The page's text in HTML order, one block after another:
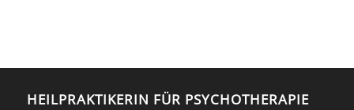
HEILPRAKTIKERIN FÜR PSYCHOTHERAPIE